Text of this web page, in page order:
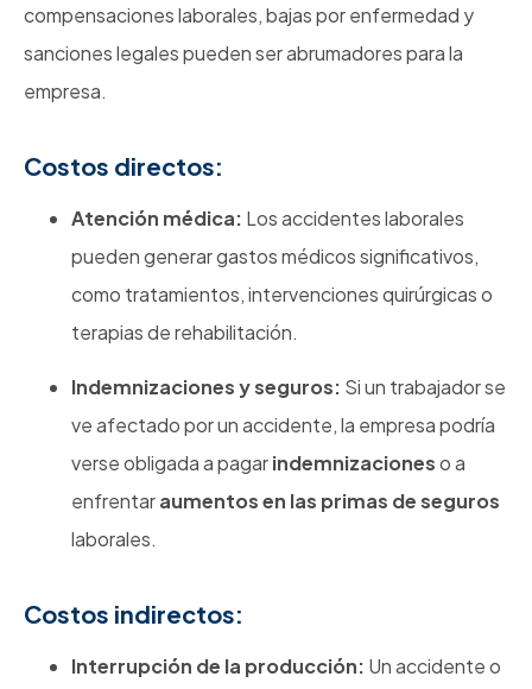
compensaciones laborales, bajas por enfermedad y
sanciones legales pueden ser abrumadores para la
empresa.
Costos directos:
Atención médica: Los accidentes laborales
pueden generar gastos médicos significativos,
como tratamientos, intervenciones quirúrgicas o
terapias de rehabilitación.
Indemnizaciones y seguros: Si un trabajador se
ve afectado por un accidente, la empresa podría
verse obligada a pagarindemnizacioneso a
enfrentaraumentos en las primas de seguros
laborales.
Costos indirectos:
Interrupción de la producción: Un accidente o